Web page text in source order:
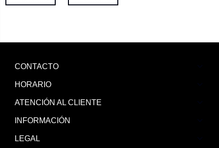
CONTACTO
HORARIO
ATENCIÓN AL CLIENTE
INFORMACIÓN
LEGAL